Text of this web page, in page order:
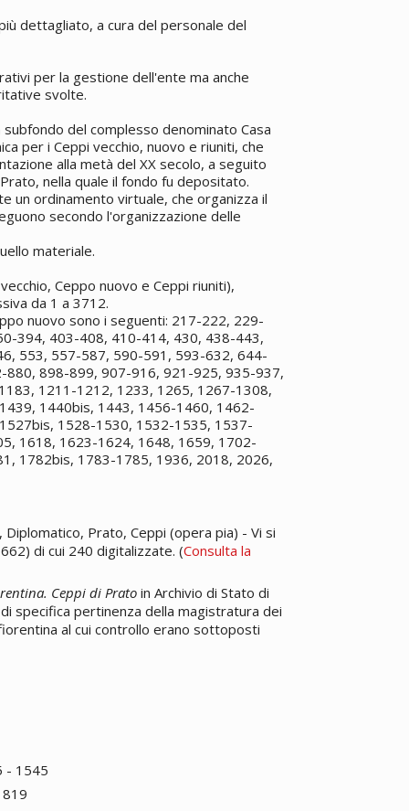
dettagliato, a cura del personale del
per la gestione dell'ente ma anche
svolte.
del complesso denominato Casa
per i Ceppi vecchio, nuovo e riuniti, che
alla metà del XX secolo, a seguito
nella quale il fondo fu depositato.
un ordinamento virtuale, che organizza il
secondo l'organizzazione delle
materiale.
Ceppo nuovo e Ceppi riuniti),
da 1 a 3712.
nuovo sono i seguenti: 217-222, 229-
394, 403-408, 410-414, 430, 438-443,
553, 557-587, 590-591, 593-632, 644-
898-899, 907-916, 921-925, 935-937,
1211-1212, 1233, 1265, 1267-1308,
1440bis, 1443, 1456-1460, 1462-
1528-1530, 1532-1535, 1537-
1618, 1623-1624, 1648, 1659, 1702-
1782bis, 1783-1785, 1936, 2018, 2026,
Prato, Ceppi (opera pia) - Vi si
di cui 240 digitalizzate. (Consulta la
Ceppi di Prato in Archivio di Stato di
specifica pertinenza della magistratura dei
al cui controllo erano sottoposti
- 1545